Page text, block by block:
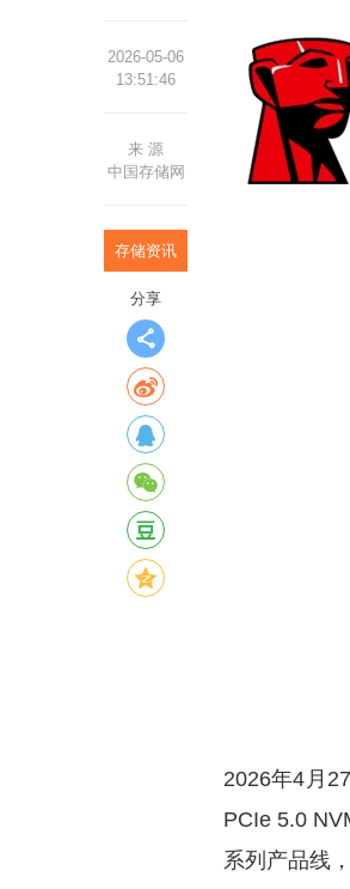
2026-05-06
13:51:46
来 源
中国存储网
存储资讯
分享
2026年4月
PCIe 5.0
系列产品线